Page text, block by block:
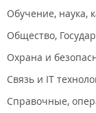
Обучение, наука,
Общество,
Охрана и
Связь и IT
Справочные,